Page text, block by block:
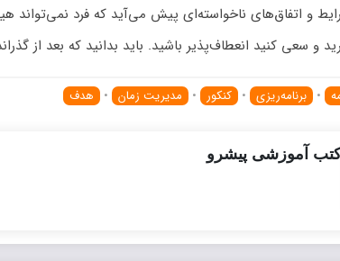
و اتفاق‌های ناخواسته‌ای پیش می‌آید که فرد
و سعی کنید انعطاف‌پذیر باشید. باید بدانید که بعد از
• برنامه‌ریزی • کنکور • مدیریت زمان • هدف
آموزشی پیشرو